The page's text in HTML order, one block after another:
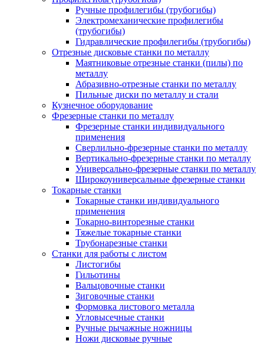
Ручные профилегибы (трубогибы)
Электромеханические профилегибы
(трубогибы)
Гидравлические профилегибы (трубогибы)
Отрезные дисковые станки по металлу
Маятниковые отрезные станки (пилы) по
металлу
Абразивно-отрезные станки по металлу
Пильные диски по металлу и стали
Кузнечное оборудование
Фрезерные станки по металлу
Фрезерные станки индивидуального
применения
Сверлильно-фрезерные станки по металлу
Вертикально-фрезерные станки по металлу
Универсально-фрезерные станки по металлу
Широкоуниверсальные фрезерные станки
Токарные станки
Токарные станки индивидуального
применения
Токарно-винторезные станки
Тяжелые токарные станки
Трубонарезные станки
Станки для работы с листом
Листогибы
Гильотины
Вальцовочные станки
Зиговочные станки
Формовка листового металла
Угловысечные станки
Ручные рычажные ножницы
Ножи дисковые ручные